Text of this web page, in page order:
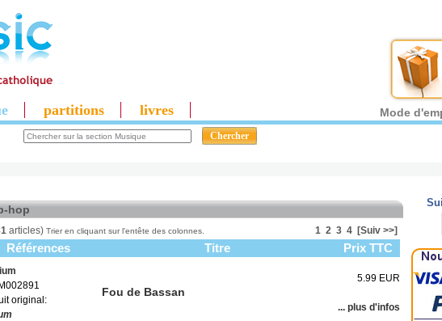
partitions livres Mode
hop
articles) Trier en cliquant sur l'entête des colonnes. 1 2 3 4 [Suiv >>]
Références Titre Prix TTC
original:
Fou de Bassan
5.99 EUR
... plus d'infos